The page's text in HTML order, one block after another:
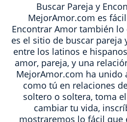
Buscar Pareja y
MejorAmor.com es
Encontrar Amor también
es el sitio de buscar
entre los latinos e
amor, pareja, y una
MejorAmor.com ha unido
como tú en relaciones
soltero o soltera, toma
cambiar tu vida,
mostraremos lo fácil que